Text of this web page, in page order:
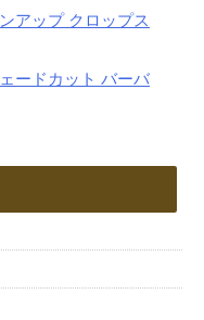
アップ クロップス
ードカット バーバ